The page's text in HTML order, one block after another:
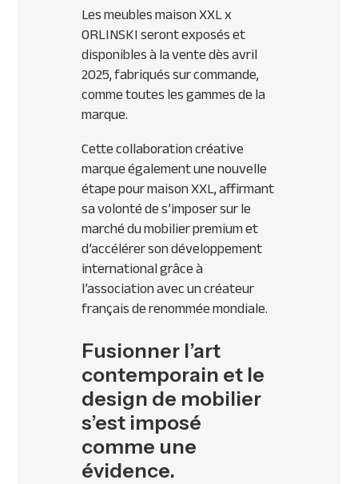
Les meubles maison XXL x
ORLINSKI seront exposés et
disponibles à la vente dès avril
2025, fabriqués sur commande,
comme toutes les gammes de la
marque.
Cette collaboration créative
marque également une nouvelle
étape pour maison XXL, affirmant
sa volonté de s’imposer sur le
marché du mobilier premium et
d’accélérer son développement
international grâce à
l’association avec un créateur
français de renommée mondiale.
Fusionner l’art
contemporain et le
design de mobilier
s’est imposé
comme une
évidence.